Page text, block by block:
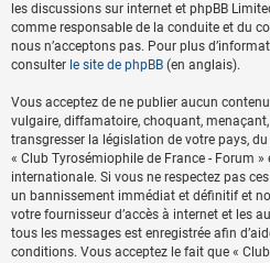
les discussions sur internet et phpBB
comme responsable de la conduite et du
nous n’acceptons pas. Pour plus
consulter le site de phpBB (en anglais).
Vous acceptez de ne publier aucun
vulgaire, diffamatoire, choquant,
transgresser la législation de votre pays,
« Club Tyrosémiophile de France - Forum »
internationale. Si vous ne respectez pas
un bannissement immédiat et définitif et
votre fournisseur d’accès à internet et les
tous les messages est enregistrée afin
conditions. Vous acceptez le fait que «